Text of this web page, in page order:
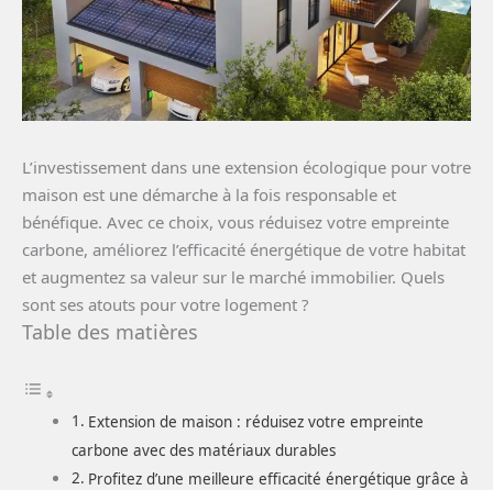
L’investissement dans une extension écologique pour votre
maison est une démarche à la fois responsable et
bénéfique. Avec ce choix, vous réduisez votre empreinte
carbone, améliorez l’efficacité énergétique de votre habitat
et augmentez sa valeur sur le marché immobilier. Quels
sont ses atouts pour votre logement ?
Table des matières
Extension de maison : réduisez votre empreinte
carbone avec des matériaux durables
Profitez d’une meilleure efficacité énergétique grâce à